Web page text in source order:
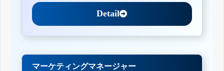
Detail
マーケティングマネージャー